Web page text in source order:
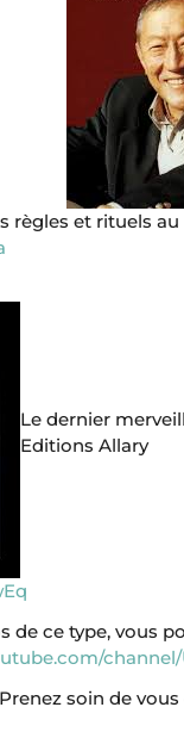
règles et rituels
Le dernier
Editions Allary
de ce type, vous
channel/
Prenez soin de